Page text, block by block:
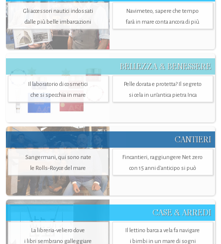
Gli accessori nautici indossati
dalle più belle imbarcazioni
Navimeteo, sapere che tempo
farà in mare conta ancora di più
BELLEZZA & BENESSERE
Il laboratorio di cosmetici
che si specchia in mare
Pelle dorata e protetta? Il segreto
si cela in un’antica pietra Inca
CANTIERI
Sangermani, qui sono nate
le Rolls-Royce del mare
Fincantieri, raggiungere Net zero
con 15 anni d'anticipo si può
CASE & ARREDI
La libreria-veliero dove
i libri sembrano galleggiare
Il lettino barca a vela fa navigare
i bimbi in un mare di sogni